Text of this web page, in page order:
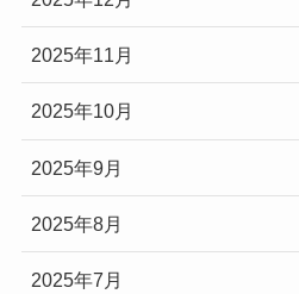
2025年11月
2025年10月
2025年9月
2025年8月
2025年7月